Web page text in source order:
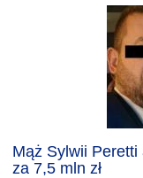
Mąż Sylwii Peretti
za 7,5 mln zł